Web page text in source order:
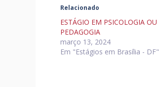
Relacionado
ESTÁGIO EM PSICOLOGIA OU
PEDAGOGIA
março 13, 2024
Em "Estágios em Brasília - DF"